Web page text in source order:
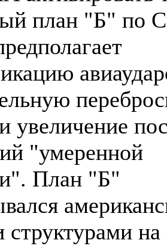
план "Б" по
увеличение
"умеренной
План "Б"
на